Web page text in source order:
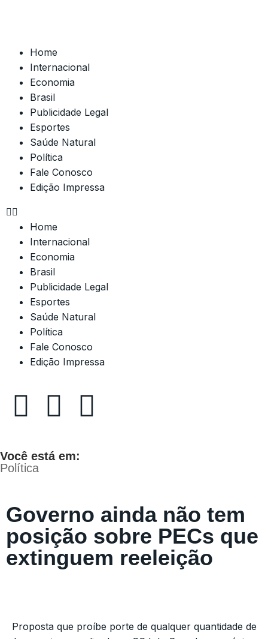
Home
Internacional
Economia
Brasil
Publicidade Legal
Esportes
Saúde Natural
Política
Fale Conosco
Edição Impressa
Home
Internacional
Economia
Brasil
Publicidade Legal
Esportes
Saúde Natural
Política
Fale Conosco
Edição Impressa
Você está em:
Política
Governo ainda não tem
posição sobre PECs que
extinguem reeleição
Proposta que proíbe porte de qualquer quantidade de